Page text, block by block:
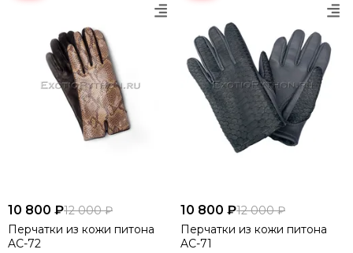
10 800 ₽12 000 ₽
Перчатки из кожи питона
AC-72
10 800 ₽12 000 ₽
Перчатки из кожи питона
AC-71